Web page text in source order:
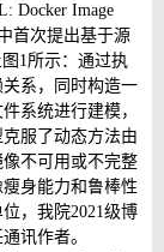
Docker Image
首次提出基于源
1所示：通过执
系，同时构造一
系统进行建模，
服了动态方法由
不可用或不完整
身能力和鲁棒性
，我院2021级博
讯作者。